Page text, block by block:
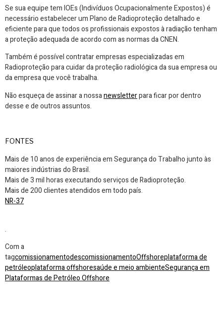
Se sua equipe tem IOEs (Indivíduos Ocupacionalmente Expostos) é
necessário estabelecer um Plano de Radioproteção detalhado e
eficiente para que todos os profissionais expostos à radiação tenham
a proteção adequada de acordo com as normas da CNEN.
Também é possível contratar empresas especializadas em
Radioproteção para cuidar da proteção radiológica da sua empresa ou
da empresa que você trabalha.
Não esqueça de assinar a nossanewsletterpara ficar por dentro
desse e de outros assuntos.
FONTES
Mais de 10 anos de experiência em Segurança do Trabalho junto às
maiores indústrias do Brasil.
Mais de 3 mil horas executando serviços de Radioproteção.
Mais de 200 clientes atendidos em todo país.
NR-37
.
Com a
tagcomissionamentodescomissionamentoOffshoreplataforma de
petróleoplataforma offshoresaúde e meio ambienteSegurança em
Plataformas de Petróleo Offshore